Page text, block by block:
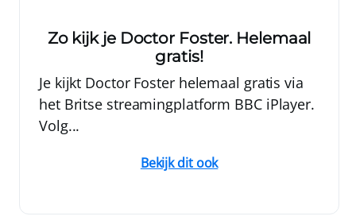
Zo kijk je Doctor Foster. Helemaal
gratis!
Je kijkt Doctor Foster helemaal gratis via
het Britse streamingplatform BBC iPlayer.
Volg...
Bekijk dit ook